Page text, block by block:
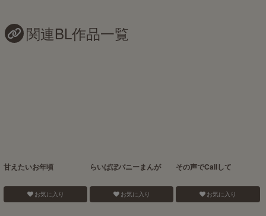
関連BL作品一覧
甘えたいお年頃
お気に入り
らいばぼバニーまんが
お気に入り
その声でCallして
お気に入り